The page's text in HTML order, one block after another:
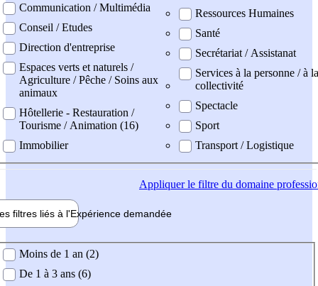
Communication / Multimédia
Conseil / Etudes
Direction d'entreprise
Espaces verts et naturels /
Agriculture / Pêche / Soins aux
animaux
Hôtellerie - Restauration /
Tourisme / Animation (16)
Immobilier
Ressources Humaines
Santé
Secrétariat / Assistanat
Services à la personne / à la
collectivité
Spectacle
Sport
Transport / Logistique
Appliquerle filtre du domaine
filtres liés à l'Expérience demandée
demandée
Moins de 1 an (2)
De 1 à 3 ans (6)